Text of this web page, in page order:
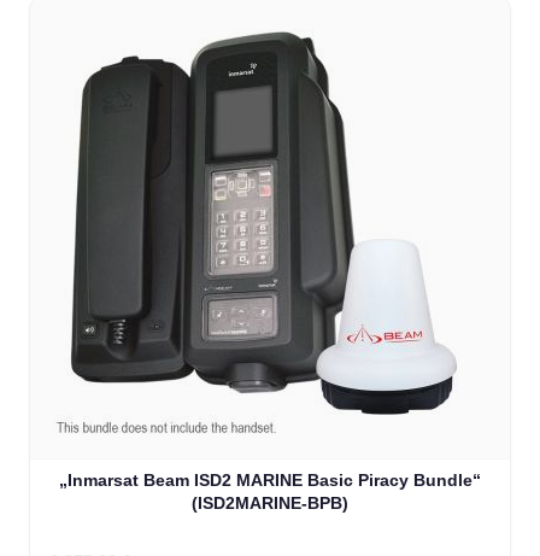
„Inmarsat Beam ISD2 MARINE Basic Piracy Bundle“
(ISD2MARINE-BPB)